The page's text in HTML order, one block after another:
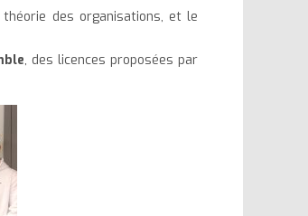
des organisations, et le
, des licences proposées par